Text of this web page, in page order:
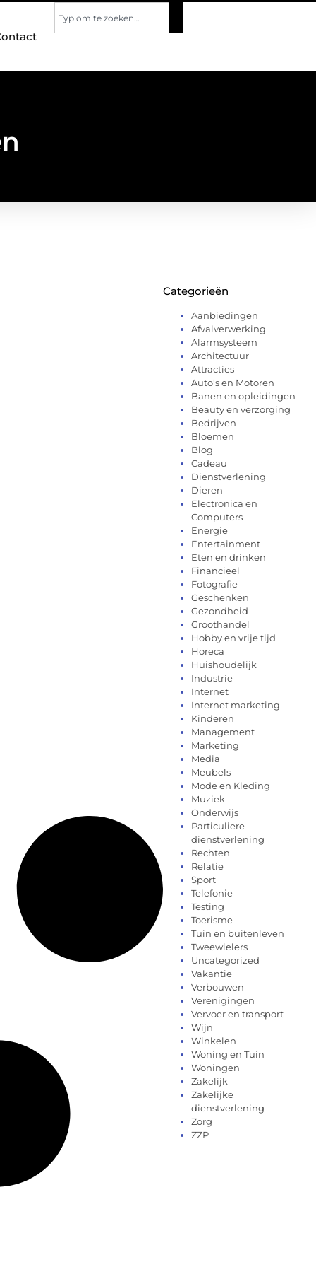
Categorieën
Aanbiedingen
Afvalverwerking
Alarmsysteem
Architectuur
Attracties
Auto's en Motoren
Banen en opleidingen
Beauty en verzorging
Bedrijven
Bloemen
Blog
Cadeau
Dienstverlening
Dieren
Electronica en
Computers
Energie
Entertainment
Eten en drinken
Financieel
Fotografie
Geschenken
Gezondheid
Groothandel
Hobby en vrije tijd
Horeca
Huishoudelijk
Industrie
Internet
Internet marketing
Kinderen
Management
Marketing
Media
Meubels
Mode en Kleding
Muziek
Onderwijs
Particuliere
dienstverlening
Rechten
Relatie
Sport
Telefonie
Testing
Toerisme
Tuin en buitenleven
Tweewielers
Uncategorized
Vakantie
Verbouwen
Verenigingen
Vervoer en transport
Wijn
Winkelen
Woning en Tuin
Woningen
Zakelijk
Zakelijke
dienstverlening
Zorg
ZZP